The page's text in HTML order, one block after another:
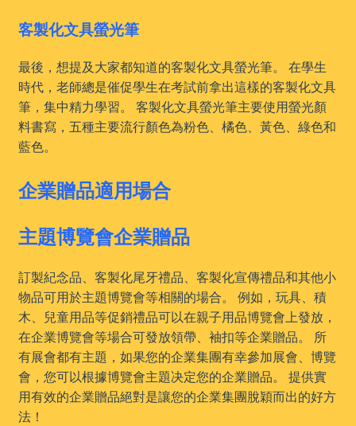
客製化文具螢光筆
最後，想提及大家都知道的客製化文具螢光筆。 在學生
時代，老師總是催促學生在考試前拿出這樣的客製化文具
筆，集中精力學習。 客製化文具螢光筆主要使用螢光顏
料書寫，五種主要流行顏色為粉色、橘色、黃色、綠色和
藍色。
企業贈品適用場合
主題博覽會企業贈品
訂製紀念品、客製化尾牙禮品、客製化宣傳禮品和其他小
物品可用於主題博覽會等相關的場合。 例如，玩具、積
木、兒童用品等促銷禮品可以在親子用品博覽會上發放，
在企業博覽會等場合可發放領帶、袖扣等企業贈品。 所
有展會都有主題，如果您的企業集團有幸參加展會、博覽
會，您可以根據博覽會主題决定您的企業贈品。 提供實
用有效的企業贈品絕對是讓您的企業集團脫穎而出的好方
法！